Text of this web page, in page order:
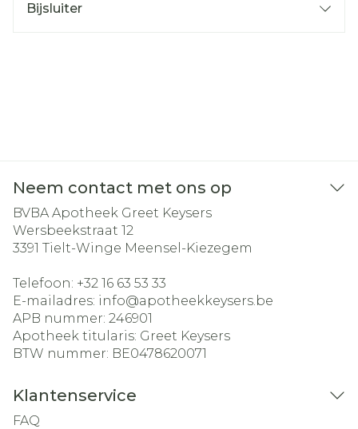
Bijsluiter
Neem contact met ons op
BVBA Apotheek Greet Keysers
Wersbeekstraat 12
3391 Tielt-Winge Meensel-Kiezegem
Telefoon: +32 16 63 53 33
E-mailadres: info@apotheekkeysers.be
APB nummer: 246901
Apotheek titularis: Greet Keysers
BTW nummer: BE0478620071
Klantenservice
FAQ